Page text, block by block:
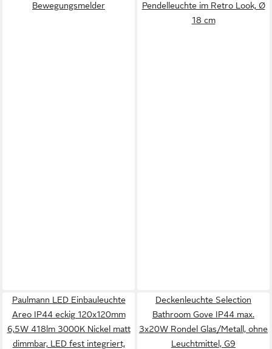
Bewegungsmelder
Pendelleuchte im Retro Look, Ø
18 cm
Paulmann LED Einbauleuchte
Areo IP44 eckig 120x120mm
6,5W 418lm 3000K Nickel matt
dimmbar, LED fest integriert,
Deckenleuchte Selection
Bathroom Gove IP44 max.
3x20W Rondel Glas/Metall, ohne
Leuchtmittel, G9